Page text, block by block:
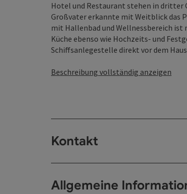
Hotel und Restaurant stehen in dritter
Großvater erkannte mit Weitblick das
mit Hallenbad und Wellnessbereich ist
Küche ebenso wie Hochzeits- und
Schiffsanlegestelle direkt vor dem
Beschreibung vollständig anzeigen
Kontakt
Allgemeine